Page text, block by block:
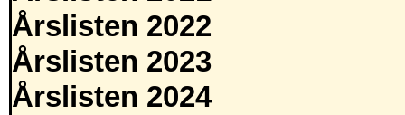
Årslisten 2022
Årslisten 2023
Årslisten 2024